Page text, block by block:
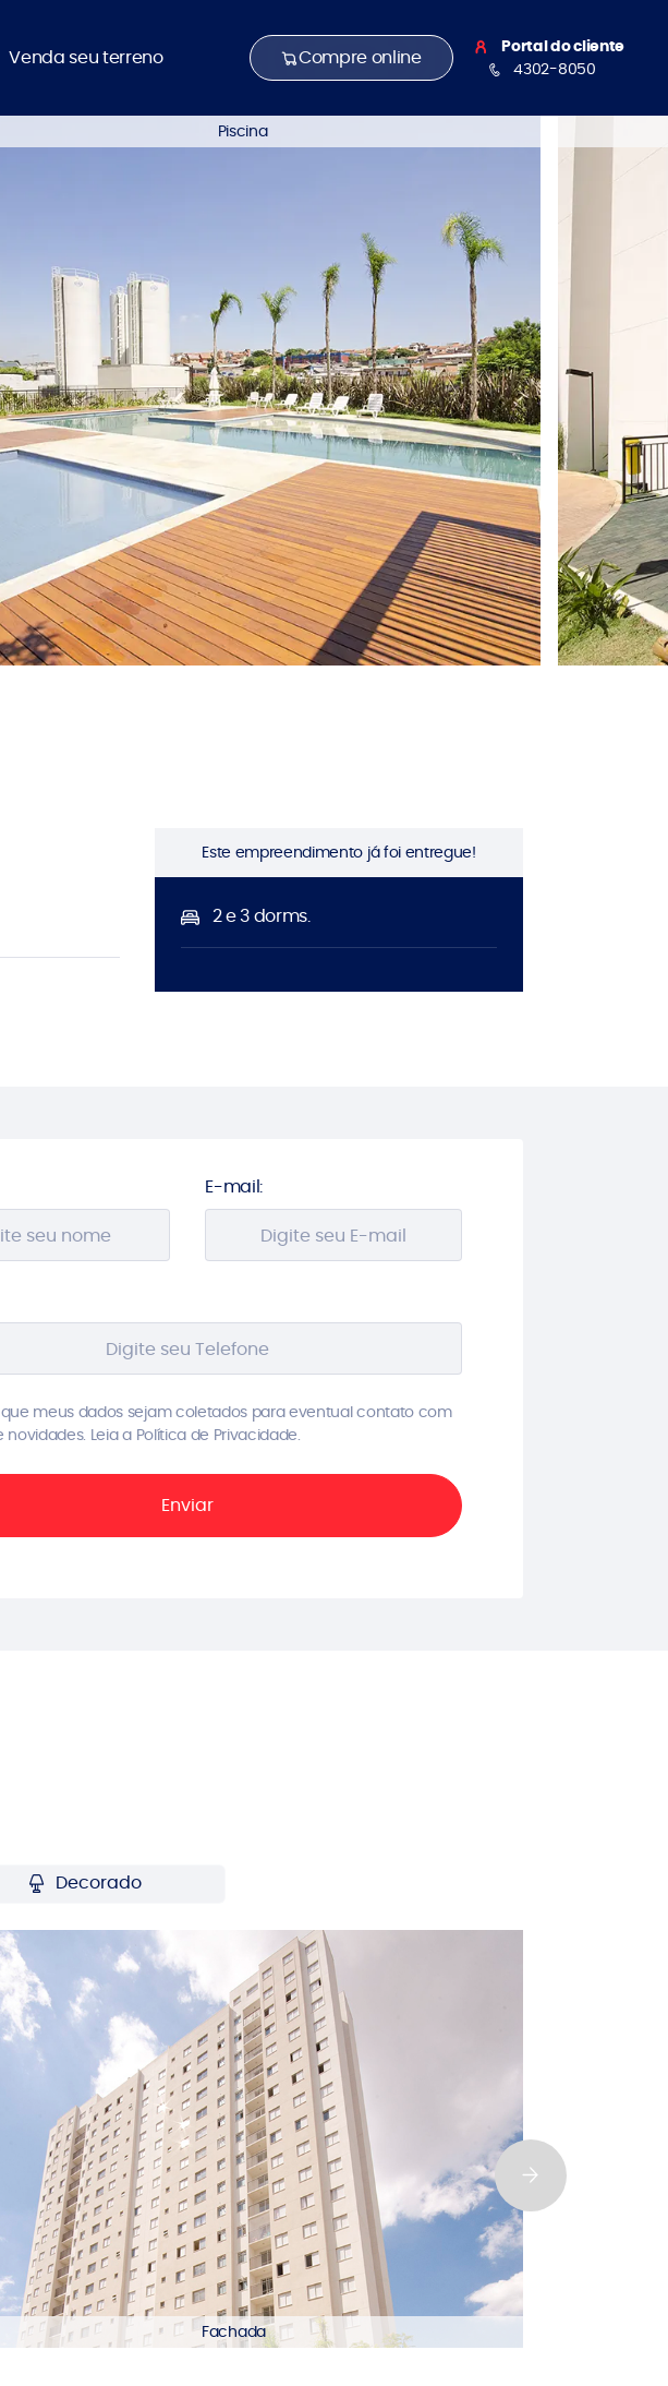
Venda seu terreno Compre online
Portal do cliente
4302-8050
Piscina
Este empreendimento já foi entregue!
2 e 3 dorms.
E-mail:
que meus dados sejam coletados para eventual contato com
novidades. Leia a Política de Privacidade.
Decorado
Fachada